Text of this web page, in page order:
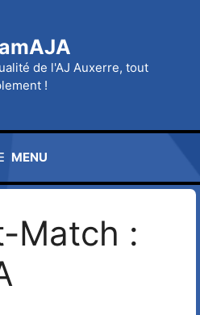
de l'AJ Auxerre, tout
!
MENU
Match :